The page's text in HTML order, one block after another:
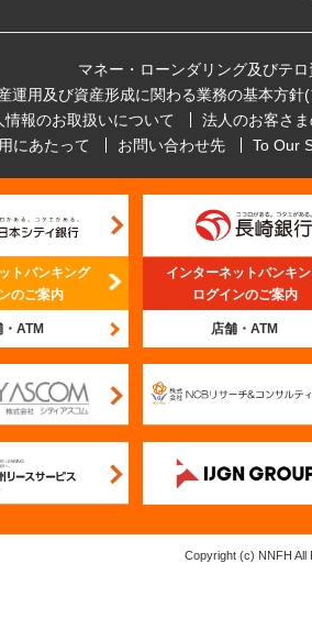
マネー・ローンダリング及びテ
運用及び資産形成に関わる業務の基本方
情報のお取扱いについて
法人のお客さ
にあたって
お問い合わせ先 To Our
トバンキング
のご案内
・ATM
インターネットバンキ
ログインのご案内
店舗・ATM
Copyright (c) NNFH All